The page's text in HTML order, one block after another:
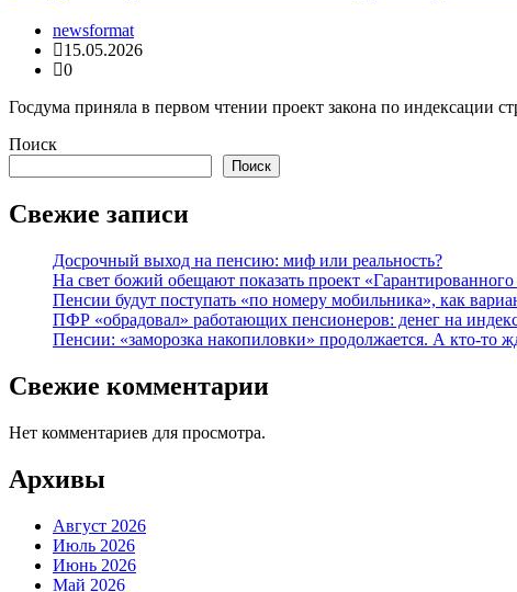
newsformat
15.05.2026
0
Госдума приняла в первом чтении проект закона по
Поиск
Поиск
Свежие записи
Досрочный выход на пенсию: миф или реальность?
На свет божий обещают показать проект
Пенсии будут поступать «по номеру мобильника», как
ПФР «обрадовал» работающих пенсионеров: денег на
Пенсии: «заморозка накопиловки» продолжается. А кто-то
Свежие комментарии
Нет комментариев для просмотра.
Архивы
Август 2026
Июль 2026
Июнь 2026
Май 2026